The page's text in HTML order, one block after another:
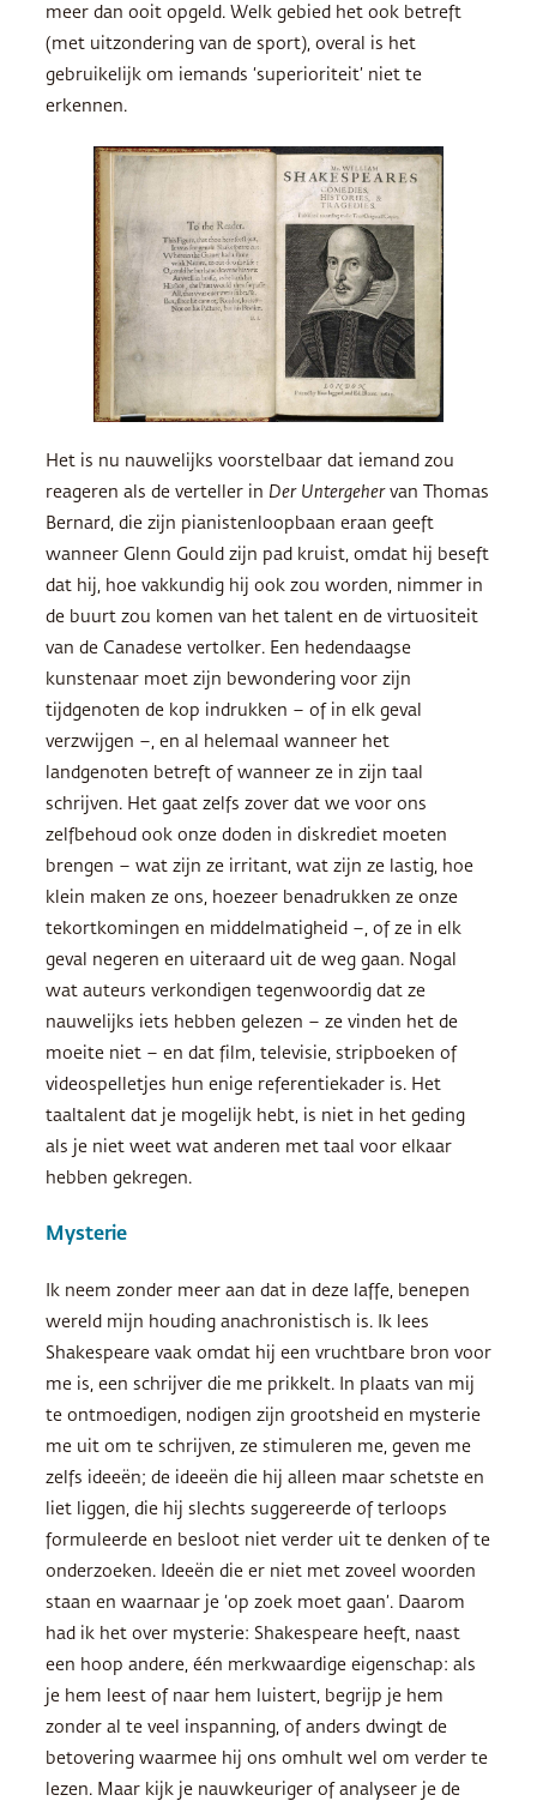
meer dan ooit opgeld. Welk gebied het ook betreft
(met uitzondering van de sport), overal is het
gebruikelijk om iemands ‘superioriteit’ niet te
erkennen.
Het is nu nauwelijks voorstelbaar dat iemand zou
reageren als de verteller in Der Untergehervan Thomas
Bernard, die zijn pianistenloopbaan eraan geeft
wanneer Glenn Gould zijn pad kruist, omdat hij beseft
dat hij, hoe vakkundig hij ook zou worden, nimmer in
de buurt zou komen van het talent en de virtuositeit
van de Canadese vertolker. Een hedendaagse
kunstenaar moet zijn bewondering voor zijn
tijdgenoten de kop indrukken – of in elk geval
verzwijgen –, en al helemaal wanneer het
landgenoten betreft of wanneer ze in zijn taal
schrijven. Het gaat zelfs zover dat we voor ons
zelfbehoud ook onze doden in diskrediet moeten
brengen – wat zijn ze irritant, wat zijn ze lastig, hoe
klein maken ze ons, hoezeer benadrukken ze onze
tekortkomingen en middelmatigheid –, of ze in elk
geval negeren en uiteraard uit de weg gaan. Nogal
wat auteurs verkondigen tegenwoordig dat ze
nauwelijks iets hebben gelezen – ze vinden het de
moeite niet – en dat film, televisie, stripboeken of
videospelletjes hun enige referentiekader is. Het
taaltalent dat je mogelijk hebt, is niet in het geding
als je niet weet wat anderen met taal voor elkaar
hebben gekregen.
Mysterie
Ik neem zonder meer aan dat in deze laffe, benepen
wereld mijn houding anachronistisch is. Ik lees
Shakespeare vaak omdat hij een vruchtbare bron voor
me is, een schrijver die me prikkelt. In plaats van mij
te ontmoedigen, nodigen zijn grootsheid en mysterie
me uit om te schrijven, ze stimuleren me, geven me
zelfs ideeën; de ideeën die hij alleen maar schetste en
liet liggen, die hij slechts suggereerde of terloops
formuleerde en besloot niet verder uit te denken of te
onderzoeken. Ideeën die er niet met zoveel woorden
staan en waarnaar je ‘op zoek moet gaan’. Daarom
had ik het over mysterie: Shakespeare heeft, naast
een hoop andere, één merkwaardige eigenschap: als
je hem leest of naar hem luistert, begrijp je hem
zonder al te veel inspanning, of anders dwingt de
betovering waarmee hij ons omhult wel om verder te
lezen. Maar kijk je nauwkeuriger of analyseer je de